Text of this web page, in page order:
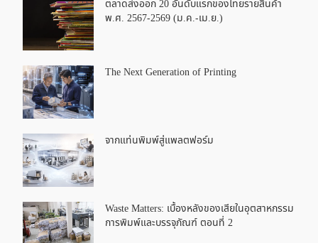
ตลาดส่งออก 20 อันดับแรกของไทยรายสินค้า
พ.ศ. 2567-2569 (ม.ค.-เม.ย.)
The Next Generation of Printing
จากแท่นพิมพ์สู่แพลตฟอร์ม
Waste Matters: เบื้องหลังของเสียในอุตสาหกรรม
การพิมพ์และบรรจุภัณฑ์ ตอนที่ 2